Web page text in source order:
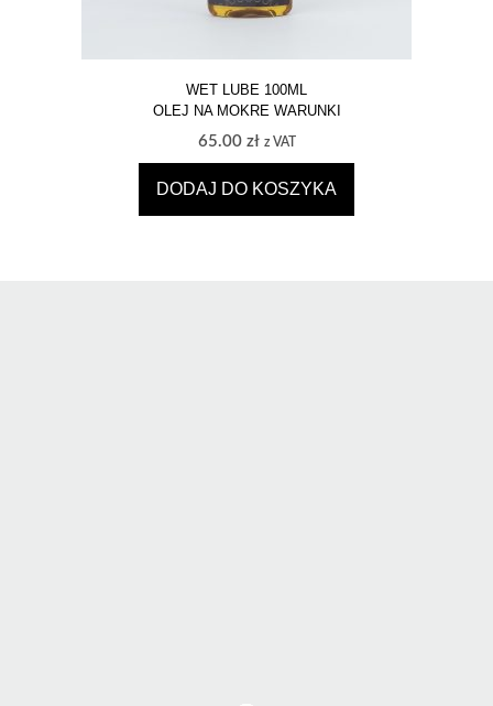
WET LUBE 100ML
OLEJ NA MOKRE WARUNKI
65.00 zł z VAT
DODAJ DO KOSZYKA